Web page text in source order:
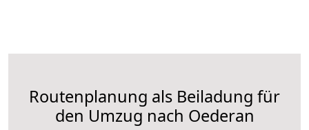
Routenplanung als Beiladung für
den Umzug nach Oederan